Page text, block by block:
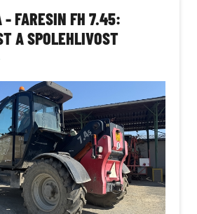
- FARESIN FH 7.45:
A SPOLEHLIVOST